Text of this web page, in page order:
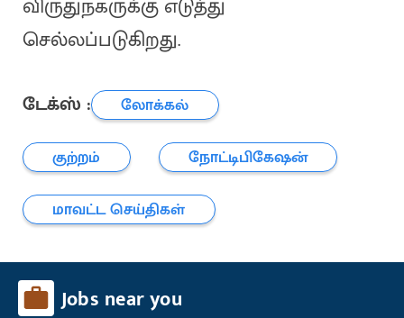
விருதுநகருக்கு எடுத்து
செல்லப்படுகிறது.
டேக்ஸ் :
லோக்கல்
குற்றம்
நோட்டிபிகேஷன்
மாவட்ட செய்திகள்
Jobs near you